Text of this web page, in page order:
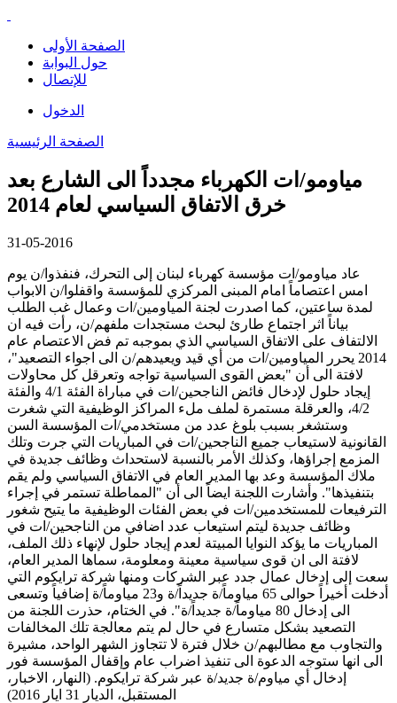
الصفحة الأولى
حول البوابة
للإتصال
الدخول
الصفحة الرئيسية
مياومو/ات الكهرباء مجدداً الى الشارع بعد
خرق الاتفاق السياسي لعام 2014
31-05-2016
عاد مياومو/ات مؤسسة كهرباء لبنان إلى التحرك، فنفذوا/ن يوم
امس اعتصاماً امام المبنى المركزي للمؤسسة واقفلوا/ن الابواب
لمدة ساعتين، كما اصدرت لجنة المياومين/ات وعمال غب الطلب
بياناً اثر اجتماع طارئ لبحث مستجدات ملفهم/ن، رأت فيه ان
الالتفاف على الاتفاق السياسي الذي بموجبه تم فض الاعتصام عام
2014 يحرر المياومين/ات من أي قيد ويعيدهم/ن الى اجواء التصعيد"،
لافتة الى أن "بعض القوى السياسية تواجه وتعرقل كل محاولات
إيجاد حلول لإدخال فائض الناجحين/ات في مباراة الفئة 4/1 والفئة
4/2، والعرقلة مستمرة لملف ملء المراكز الوظيفية التي شغرت
وستشغر بسبب بلوغ عدد من مستخدمي/ات المؤسسة السن
القانونية لاستيعاب جميع الناجحين/ات في المباريات التي جرت وتلك
المزمع إجراؤها، وكذلك الأمر بالنسبة لاستحداث وظائف جديدة في
ملاك المؤسسة وعد بها المدير العام في الاتفاق السياسي ولم يقم
بتنفيذها". وأشارت اللجنة ايضاً الى أن "المماطلة تستمر في إجراء
الترفيعات للمستخدمين/ات في بعض الفئات الوظيفية ما يتيح شغور
وظائف جديدة ليتم استيعاب عدد اضافي من الناجحين/ات في
المباريات ما يؤكد النوايا المبيتة لعدم إيجاد حلول لإنهاء ذلك الملف،
لافتة الى ان قوى سياسية معينة ومعلومة، سماها المدير العام،
سعت إلى إدخال عمال جدد عبر الشركات ومنها شركة ترايكوم التي
أدخلت أخيراً حوالى 65 مياوماً/ة جديداً/ة و23 مياوماً/ة إضافياً وتسعى
الى إدخال 80 مياوماً/ة جديداً/ة". في الختام، حذرت اللجنة من
التصعيد بشكل متسارع في حال لم يتم معالجة تلك المخالفات
والتجاوب مع مطالبهم/ن خلال فترة لا تتجاوز الشهر الواحد، مشيرة
الى انها ستوجه الدعوة الى تنفيذ اضراب عام وإقفال المؤسسة فور
إدخال أي مياوم/ة جديد/ة عبر شركة ترايكوم. (النهار، الاخبار،
المستقبل، الديار 31 ايار 2016)